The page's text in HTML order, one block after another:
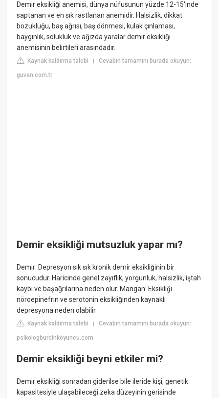
Demir eksikliği anemisi, dünya nüfusunun yüzde 12-15'inde
saptanan ve en sık rastlanan anemidir. Halsizlik, dikkat
bozukluğu, baş ağrısı, baş dönmesi, kulak çınlaması,
baygınlık, solukluk ve ağızda yaralar demir eksikliği
anemisinin belirtileri arasındadır.
Kaynak kaldırma talebi |Cevabın tamamını burada okuyun:
guven.com.tr
Demir eksikliği mutsuzluk yapar mı?
Demir: Depresyon sık sık kronik demir eksikliğinin bir
sonucudur. Haricinde genel zayıflık, yorgunluk, halsizlik, iştah
kaybı ve başağrılarına neden olur. Mangan: Eksikliği
nöroepinefrin ve serotonin eksikliğinden kaynaklı
depresyona neden olabilir.
Kaynak kaldırma talebi |Cevabın tamamını burada okuyun:
psikologburcinkoyuncu.com
Demir eksikliği beyni etkiler mi?
Demir eksikliği sonradan giderilse bile ileride kişi, genetik
kapasitesiyle ulaşabileceği zeka düzeyinin gerisinde